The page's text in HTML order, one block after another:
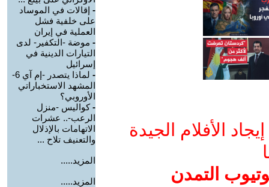
الأفلام الجيدة
التمدن
- إقالات في الموساد
على خلفية فشل
العملية في إيران
- موضة -التكفير- لدى
التيارات الدينية في
إسرائيل
-
لماذا يتصدر -إم آي 6-
المشهد الاستخباراتي
الأوروبي؟
-كواليس -منزل
الرعب-.. عشرات
الاتهامات بالإذلال
والتعنيف تلاح ...
المزيد.....
المزيد.....